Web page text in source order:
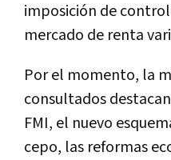
imposición de
mercado de renta
Por el momento, la
consultados
FMI, el nuevo
cepo, las reformas